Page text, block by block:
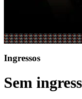
Ingressos
Sem